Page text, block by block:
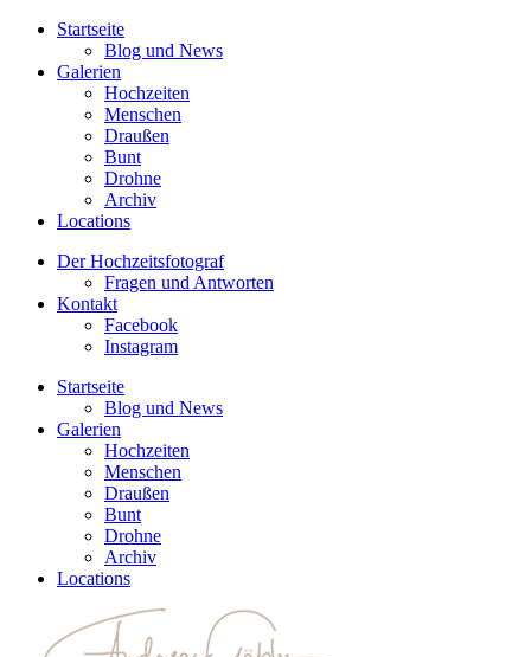
Startseite
Blog und News
Galerien
Hochzeiten
Menschen
Draußen
Bunt
Drohne
Archiv
Locations
Der Hochzeitsfotograf
Fragen und Antworten
Kontakt
Facebook
Instagram
Startseite
Blog und News
Galerien
Hochzeiten
Menschen
Draußen
Bunt
Drohne
Archiv
Locations